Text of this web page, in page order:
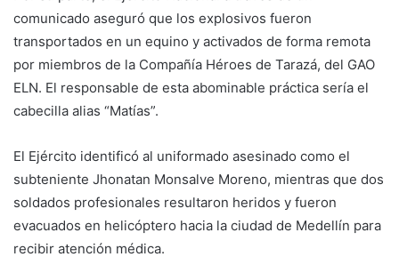
comunicado aseguró que los explosivos fueron
transportados en un equino y activados de forma remota
por miembros de la Compañía Héroes de Tarazá, del GAO
ELN. El responsable de esta abominable práctica sería el
cabecilla alias “Matías”.
El Ejército identificó al uniformado asesinado como el
subteniente Jhonatan Monsalve Moreno, mientras que dos
soldados profesionales resultaron heridos y fueron
evacuados en helicóptero hacia la ciudad de Medellín para
recibir atención médica.